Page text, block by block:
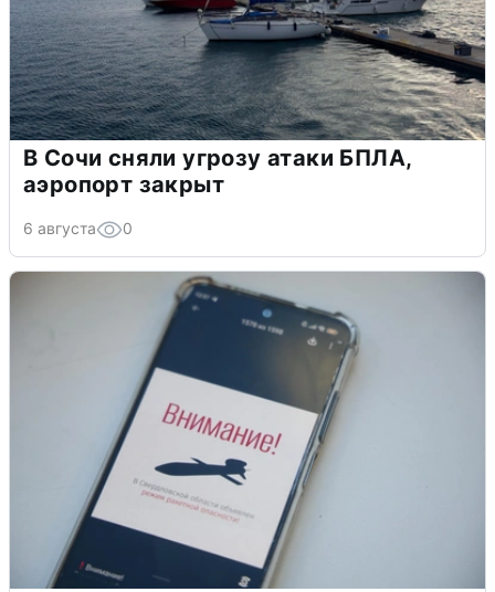
В Сочи сняли угрозу атаки БПЛА,
аэропорт закрыт
6 августа 0